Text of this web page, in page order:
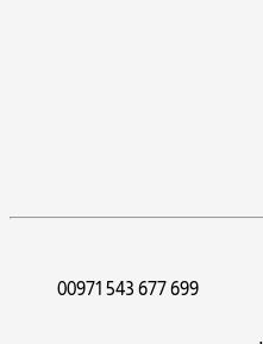
00971 543 677 699